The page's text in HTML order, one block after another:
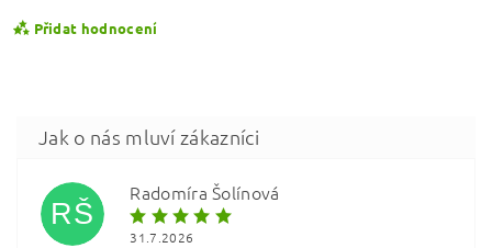
Přidat hodnocení
RŠ
Radomíra Šolínová
31.7.2026